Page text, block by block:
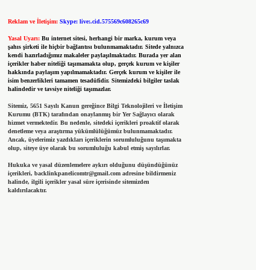
Reklam ve İletişim: Skype: live:.cid.575569c608265c69
Yasal Uyarı: Bu internet sitesi, herhangi bir marka, kurum veya
şahıs şirketi ile hiçbir bağlantısı bulunmamaktadır. Sitede yalnızca
kendi hazırladığımız makaleler paylaşılmaktadır. Burada yer alan
içerikler haber niteliği taşımamakta olup, gerçek kurum ve kişiler
hakkında paylaşım yapılmamaktadır. Gerçek kurum ve kişiler ile
isim benzerlikleri tamamen tesadüfidir. Sitemizdeki bilgiler taslak
halindedir ve tavsiye niteliği taşımazlar.
Sitemiz, 5651 Sayılı Kanun gereğince Bilgi Teknolojileri ve İletişim
Kurumu (BTK) tarafından onaylanmış bir Yer Sağlayıcı olarak
hizmet vermektedir. Bu nedenle, sitedeki içerikleri proaktif olarak
denetleme veya araştırma yükümlülüğümüz bulunmamaktadır.
Ancak, üyelerimiz yazdıkları içeriklerin sorumluluğunu taşımakta
olup, siteye üye olarak bu sorumluluğu kabul etmiş sayılırlar.
Hukuka ve yasal düzenlemelere aykırı olduğunu düşündüğünüz
içerikleri, backlinkpanelicomtr@gmail.comadresine bildirmeniz
halinde, ilgili içerikler yasal süre içerisinde sitemizden
kaldırılacaktır.